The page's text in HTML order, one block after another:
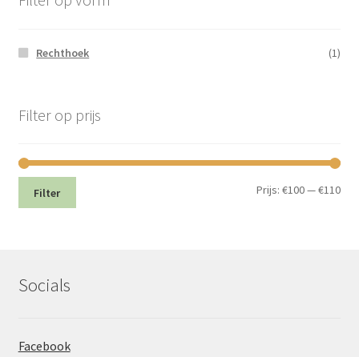
Rechthoek (1)
Filter op prijs
Min.
Filter Prijs:€100—€110
Socials
Facebook